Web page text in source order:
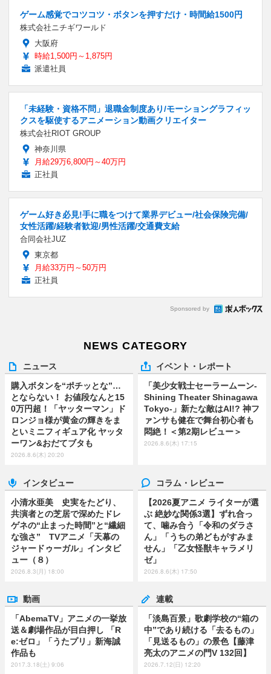
ゲーム感覚でコツコツ・ボタンを押すだけ・時間給1500円
株式会社ニチギワールド
大阪府
時給1,500円～1,875円
派遣社員
「未経験・資格不問」退職金制度あり/モーショングラフィッ
クスを駆使するアニメーション動画クリエイター
株式会社RIOT GROUP
神奈川県
月給29万6,800円～40万円
正社員
ゲーム好き必見!手に職をつけて業界デビュー/社会保険完備/
女性活躍/経験者歓迎/男性活躍/交通費支給
合同会社JUZ
東京都
月給33万円～50万円
正社員
Sponsored by
NEWS CATEGORY
ニュース
購入ボタンを“ポチッとな”…
とならない！ お値段なんと15
0万円超！「ヤッターマン」ド
ロンジョ様が黄金の輝きをま
といミニフィギュア化 ヤッタ
ーワン&おだてブタも
2026.8.6(木) 20:20
イベント・レポート
「美少女戦士セーラームーン-
Shining Theater Shinagawa
Tokyo-」新たな敵はAI!? 神フ
ァンサも健在で舞台初心者も
悶絶！＜第2期レビュー＞
2026.8.6(木) 17:15
インタビュー
小清水亜美 史実をたどり、
共演者との芝居で深めたドレ
ゲネの“止まった時間”と“繊細
な強さ” TVアニメ「天幕の
ジャードゥーガル」インタビ
ュー（８）
2026.8.3(月) 18:00
コラム・レビュー
【2026夏アニメ ライターが選
ぶ 絶妙な関係3選】ずれ合っ
て、噛み合う「令和のダラさ
ん」「うちの弟どもがすみま
せん」「乙女怪獣キャラメリ
ゼ」
2026.8.6(木) 17:50
動画
「AbemaTV」アニメの一挙放
送＆劇場作品が目白押し 「R
e:ゼロ」「うたプリ」新海誠
作品も
2017.3.18(土) 9:06
連載
「淡島百景」歌劇学校の“箱の
中”であり続ける「去るもの」
「見送るもの」の景色【藤津
亮太のアニメの門V 132回】
2026.7.12(日) 12:20